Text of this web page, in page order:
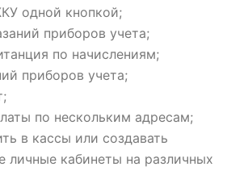
одной кнопкой;
приборов учета;
по начислениям;
приборов учета;
по нескольким адресам;
в кассы или создавать
личные кабинеты на различных